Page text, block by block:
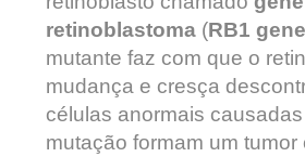
retinoblastoma(RB1 gene
mutante faz com que o
mudança e cresça
células anormais
mutação formam um tumor